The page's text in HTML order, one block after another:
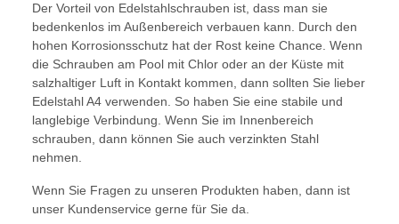
Der Vorteil von Edelstahlschrauben ist, dass man sie
bedenkenlos im Außenbereich verbauen kann. Durch den
hohen Korrosionsschutz hat der Rost keine Chance. Wenn
die Schrauben am Pool mit Chlor oder an der Küste mit
salzhaltiger Luft in Kontakt kommen, dann sollten Sie lieber
Edelstahl A4 verwenden. So haben Sie eine stabile und
langlebige Verbindung. Wenn Sie im Innenbereich
schrauben, dann können Sie auch verzinkten Stahl
nehmen.
Wenn Sie Fragen zu unseren Produkten haben, dann ist
unser Kundenservice gerne für Sie da.